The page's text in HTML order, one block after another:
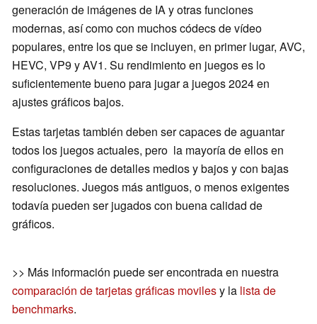
generación de imágenes de IA y otras funciones
modernas, así como con muchos códecs de vídeo
populares, entre los que se incluyen, en primer lugar, AVC,
HEVC, VP9 y AV1. Su rendimiento en juegos es lo
suficientemente bueno para jugar a juegos 2024 en
ajustes gráficos bajos.
Estas tarjetas también deben ser capaces de aguantar
todos los juegos actuales, pero la mayoría de ellos en
configuraciones de detalles medios y bajos y con bajas
resoluciones. Juegos más antiguos, o menos exigentes
todavía pueden ser jugados con buena calidad de
gráficos.
>> Más información puede ser encontrada en nuestra
comparación de tarjetas gráficas movilesy la lista de
benchmarks.